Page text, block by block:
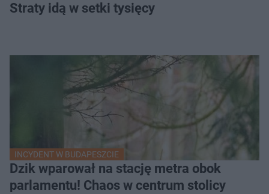
Straty idą w setki tysięcy
INCYDENT W BUDAPESZCIE
Dzik wparował na stację metra obok
parlamentu! Chaos w centrum stolicy